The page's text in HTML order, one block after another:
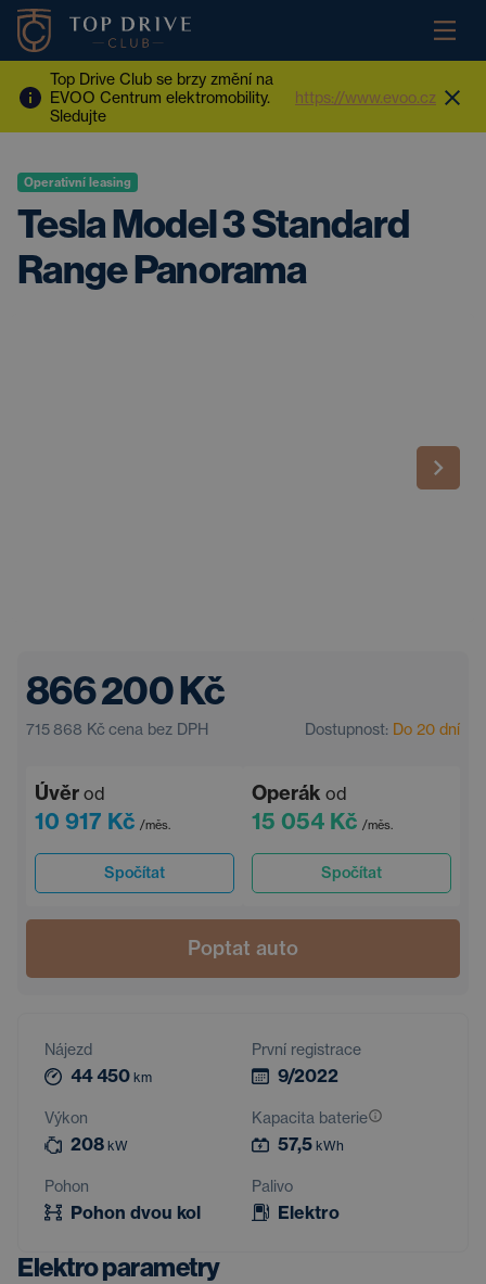
Top Drive Club se brzy změní na
EVOO Centrum elektromobility.
Sledujte
https://www.evoo.cz
Operativní leasing
Tesla Model 3 Standard
Range Panorama
866 200 Kč
715 868 Kč cena bez DPH Dostupnost: Do 20 dní
Úvěr od
10 917 Kč /měs.
Spočítat
Operák od
15 054 Kč /měs.
Spočítat
Poptat auto
Nájezd
44 450 km
První registrace
9/2022
Výkon
208 kW
Kapacita baterie
57,5 kWh
Pohon
Pohon dvou kol
Palivo
Elektro
Elektro parametry